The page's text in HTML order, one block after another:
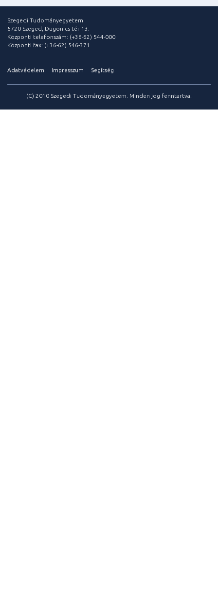
Szegedi Tudományegyetem
6720 Szeged, Dugonics tér 13.
Központi telefonszám: (+36-62) 544-000
Központi fax: (+36-62) 546-371
Adatvédelem Impresszum Segítség
(C) 2010 Szegedi Tudományegyetem. Minden jog fenntartva.